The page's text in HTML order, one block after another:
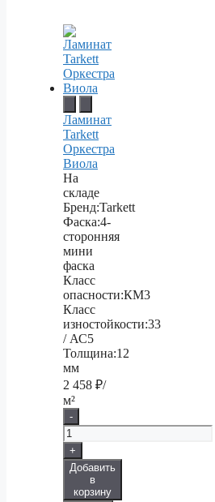
Ламинат
Tarkett
Оркестра
Виола
На
складе
Бренд:Tarkett
Фаска:4-
сторонняя
мини
фаска
Класс
опасности:КМ3
Класс
изностойкости:33
/ АС5
Толщина:12
мм
2 458 ₽/
м²
-
+
Добавить
в
корзину